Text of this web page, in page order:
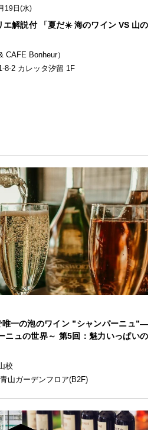
19日(水)
エ解説付 「夏だ☀️ 海のワイン VS 山の
CAFE Bonheur）
8-2 カレッタ汐留 1F
一の泡のワイン ”シャンパーニュ”—
ニュの世界～ 第5回：魅力いっぱいの
校
山ガーデンフロア(B2F)